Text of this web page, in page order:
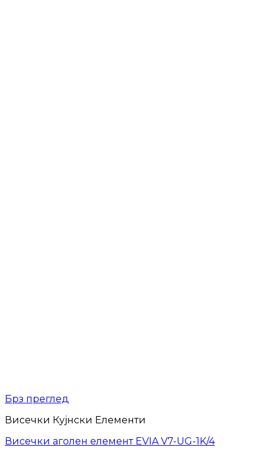
Брз преглед
Висечки Кујнски Елементи
Висечки аголен елемент EVIA V7-UG-1K/4